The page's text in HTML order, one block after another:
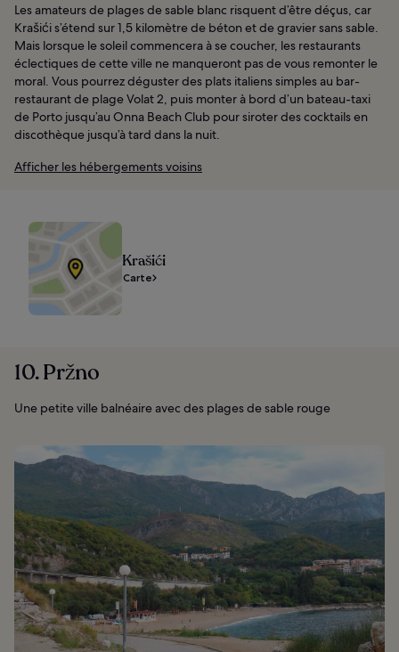
Les amateurs de plages de sable blanc risquent d’être déçus, car
Krašići s’étend sur 1,5 kilomètre de béton et de gravier sans sable.
Mais lorsque le soleil commencera à se coucher, les restaurants
éclectiques de cette ville ne manqueront pas de vous remonter le
moral. Vous pourrez déguster des plats italiens simples au bar-
restaurant de plage Volat 2, puis monter à bord d’un bateau-taxi
de Porto jusqu’au Onna Beach Club pour siroter des cocktails en
discothèque jusqu’à tard dans la nuit.
Afficher les hébergements voisins
Krašići
Carte
10. Pržno
Une petite ville balnéaire avec des plages de sable rouge